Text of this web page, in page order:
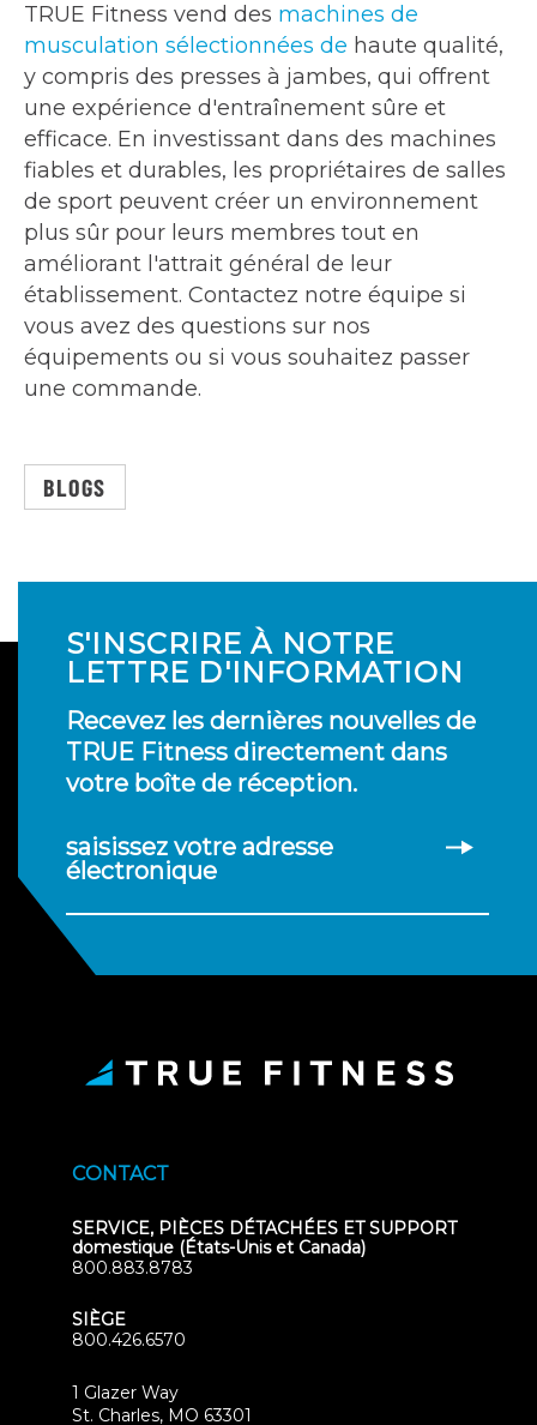
TRUE Fitness vend des machines de
musculation sélectionnées de haute qualité,
y compris des presses à jambes, qui offrent
une expérience d'entraînement sûre et
efficace. En investissant dans des machines
fiables et durables, les propriétaires de salles
de sport peuvent créer un environnement
plus sûr pour leurs membres tout en
améliorant l'attrait général de leur
établissement. Contactez notre équipe si
vous avez des questions sur nos
équipements ou si vous souhaitez passer
une commande.
BLOGS
S'INSCRIRE À NOTRE
LETTRE D'INFORMATION
Recevez les dernières nouvelles de
TRUE Fitness directement dans
votre boîte de réception.
saisissez votre adresse
électronique
CONTACT
SERVICE, PIÈCES DÉTACHÉES ET SUPPORT
domestique (États-Unis et Canada)
800.883.8783
SIÈGE
800.426.6570
1 Glazer Way
St. Charles, MO 63301